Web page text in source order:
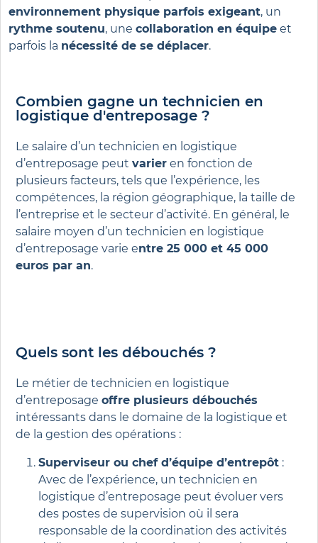
environnement physique parfois exigeant, un
rythme soutenu, une collaboration en équipe et
parfois la nécessité de se déplacer.
Combien gagne un technicien en
logistique d'entreposage ?
Le salaire d’un technicien en logistique
d’entreposage peut varier en fonction de
plusieurs facteurs, tels que l’expérience, les
compétences, la région géographique, la taille de
l’entreprise et le secteur d’activité. En général, le
salaire moyen d’un technicien en logistique
d’entreposage varie entre 25 000 et 45 000
euros par an.
Quels sont les débouchés ?
Le métier de technicien en logistique
d’entreposage offre plusieurs débouchés
intéressants dans le domaine de la logistique et
de la gestion des opérations :
Superviseur ou chef d’équipe d’entrepôt :
Avec de l’expérience, un technicien en
logistique d’entreposage peut évoluer vers
des postes de supervision où il sera
responsable de la coordination des activités